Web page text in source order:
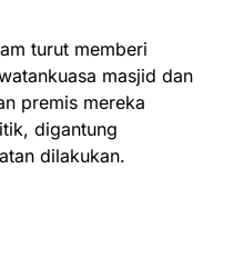
turut memberi
masjid dan
premis mereka
digantung
dilakukan.